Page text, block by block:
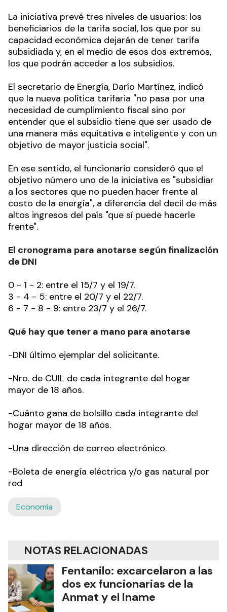
La iniciativa prevé tres niveles de usuarios: los
beneficiarios de la tarifa social, los que por su
capacidad económica dejarán de tener tarifa
subsidiada y, en el medio de esos dos extremos,
los que podrán acceder a los subsidios.
El secretario de Energía, Darío Martínez, indicó
que la nueva política tarifaria "no pasa por una
necesidad de cumplimiento fiscal sino por
entender que el subsidio tiene que ser usado de
una manera más equitativa e inteligente y con un
objetivo de mayor justicia social".
En ese sentido, el funcionario consideró que el
objetivo número uno de la iniciativa es "subsidiar
a los sectores que no pueden hacer frente al
costo de la energía", a diferencia del decil de más
altos ingresos del país "que sí puede hacerle
frente".
El cronograma para anotarse según finalización
de DNI
0 - 1 - 2: entre el 15/7 y el 19/7.
3 - 4 - 5: entre el 20/7 y el 22/7.
6 - 7 - 8 - 9: entre 23/7 y el 26/7.
Qué hay que tener a mano para anotarse
-DNI último ejemplar del solicitante.
-Nro. de CUIL de cada integrante del hogar
mayor de 18 años.
-Cuánto gana de bolsillo cada integrante del
hogar mayor de 18 años.
-Una dirección de correo electrónico.
-Boleta de energía eléctrica y/o gas natural por
red
Economía
NOTAS RELACIONADAS
Fentanilo: excarcelaron a las
dos ex funcionarias de la
Anmat y el Iname